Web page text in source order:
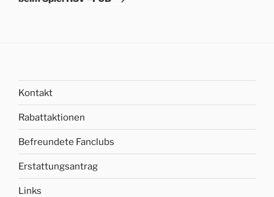
Kontakt
Rabattaktionen
Befreundete Fanclubs
Erstattungsantrag
Links